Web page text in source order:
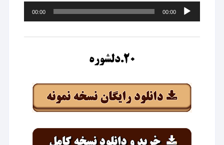
پخش‌کننده
صوت
00:00
00:00
۲۰.دلشوره